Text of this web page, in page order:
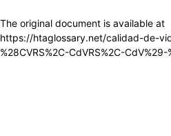
The original document is available at
https://htaglossary.net/calidad-de-
%28CVRS%2C-CdVRS%2C-CdV%29-